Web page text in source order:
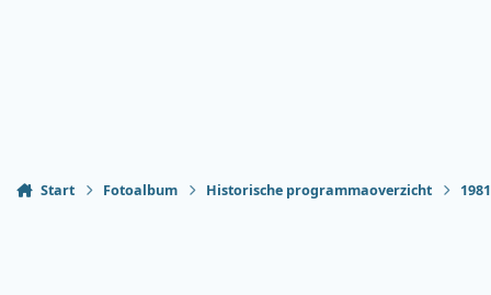
Start Fotoalbum Historische programmaoverzicht 1981